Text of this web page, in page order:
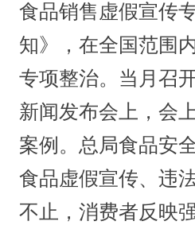
食品销售虚假宣传
知》，在全国范围
专项整治。当月召
新闻发布会上，会
案例。总局食品安
食品虚假宣传、违
不止，消费者反映